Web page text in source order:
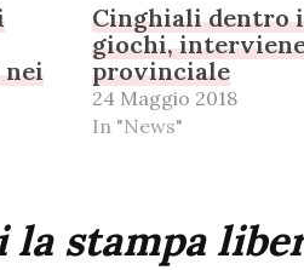
Cinghiali dentro
giochi,
provinciale
24 Maggio 2018
In "News"
la stampa